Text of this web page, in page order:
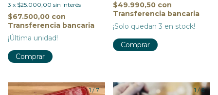
3 x $25.000,00 sin interés
$67.500,00 con
Transferencia bancaria
¡Última unidad!
Comprar
$49.990,50 con
Transferencia bancaria
¡Solo quedan 3 en stock!
Comprar
1/7 1 /6